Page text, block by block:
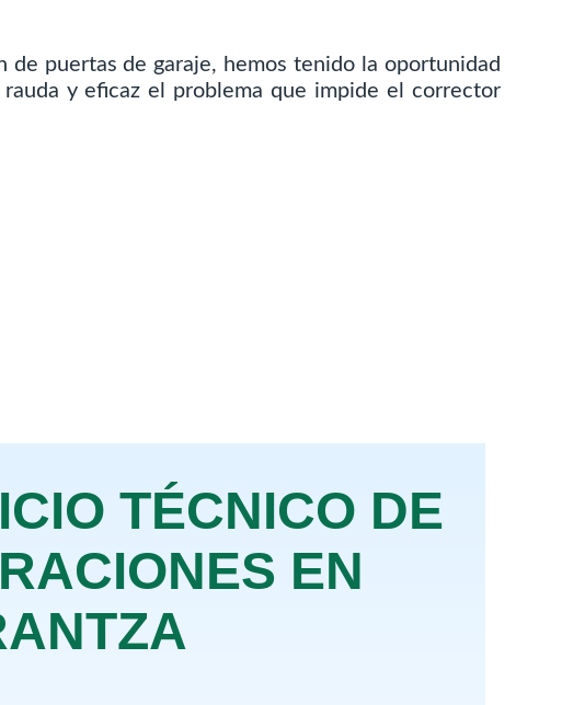
puertas de garaje, hemos tenido la oportunidad
y eficaz el problema que impide el corrector
TÉCNICO DE
EN